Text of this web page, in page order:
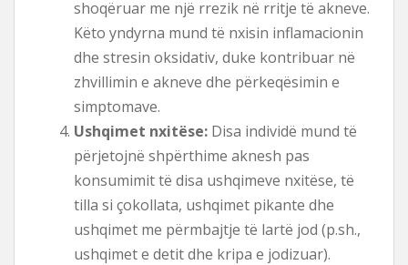
shoqëruar me një rrezik në rritje të akneve.
Këto yndyrna mund të nxisin inflamacionin
dhe stresin oksidativ, duke kontribuar në
zhvillimin e akneve dhe përkeqësimin e
simptomave.
Ushqimet nxitëse: Disa individë mund të
përjetojnë shpërthime aknesh pas
konsumimit të disa ushqimeve nxitëse, të
tilla si çokollata, ushqimet pikante dhe
ushqimet me përmbajtje të lartë jod (p.sh.,
ushqimet e detit dhe kripa e jodizuar).